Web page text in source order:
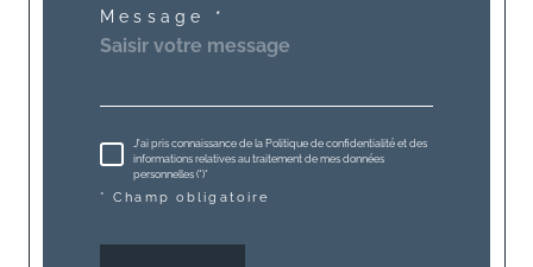
Message *
J'ai pris connaissance de la Politique de confidentialité et des
informations relatives au traitement de mes données
personnelles (*)*
* Champ obligatoire